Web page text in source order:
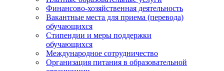
Финансово-хозяйственная деятельность
Вакантные места для приема (перевода)
обучающихся
Стипендии и меры поддержки
обучающихся
Международное сотрудничество
Организация питания в образовательной